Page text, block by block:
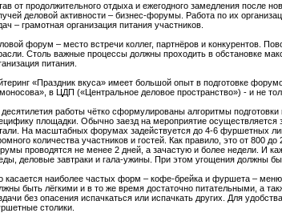
от продолжительного отдыха и ежегодного замедления после
деловой активности – бизнес-форумы. Работа по их
– грамотная организация питания участников.
форум – место встречи коллег, партнёров и конкурентов.
Столь важные процессы должны проходить в обстановке
питания.
«Праздник вкуса» имеет большой опыт в подготовке
в ЦДП («Центральное деловое пространство») - и не
работы чётко сформулированы алгоритмы
площадки. Обычно заезд на мероприятие осуществляется
На масштабных форумах задействуется до 4-6 фуршетных
количества участников и гостей. Как правило, это от 800 до
проводятся не менее 2 дней, а зачастую и более недели. И
деловые завтраки и гала-ужины. При этом угощения должны
касается наиболее частых форм – кофе-брейка и фуршета –
быть лёгкими и в то же время достаточно питательными, а
без опасения испачкаться или испачкать других. Для
столики.